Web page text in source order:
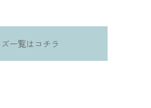
一覧はコチラ